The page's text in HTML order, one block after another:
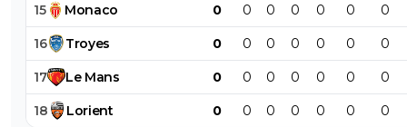
15 Monaco 0 0 0 0 0 0 0
16 Troyes 0 0 0 0 0 0 0
17 Le Mans 0 0 0 0 0 0 0
18 Lorient 0 0 0 0 0 0 0